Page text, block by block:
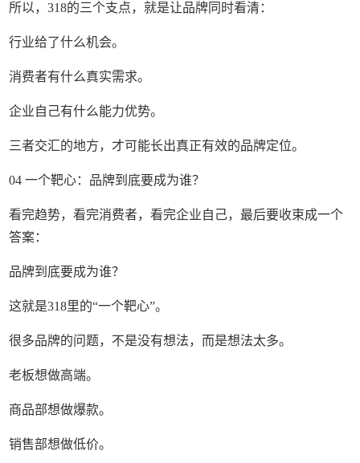
所以，318的三个支点，就是让品牌同时看清：
行业给了什么机会。
消费者有什么真实需求。
企业自己有什么能力优势。
三者交汇的地方，才可能长出真正有效的品牌定位。
04 一个靶心：品牌到底要成为谁？
看完趋势，看完消费者，看完企业自己，最后要收束成一个
答案：
品牌到底要成为谁？
这就是318里的“一个靶心”。
很多品牌的问题，不是没有想法，而是想法太多。
老板想做高端。
商品部想做爆款。
销售部想做低价。